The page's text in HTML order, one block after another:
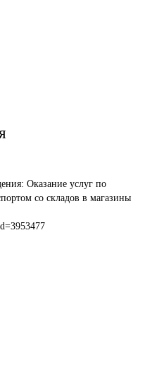
Оказание услуг по
со складов в магазины